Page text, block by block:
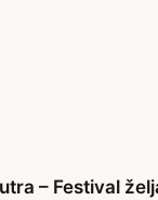
– Festival